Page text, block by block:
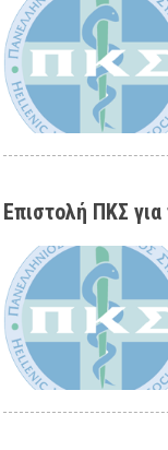
Επιστολή ΠΚΣ